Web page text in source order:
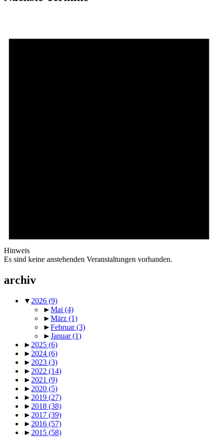
Hinweis
Es sind keine anstehenden Veranstaltungen vorhanden.
archiv
▼ 2026 (9)
►Mai (4)
►März (1)
►Februar(3)
►Januar(1)
► 2025 (6)
► 2024 (6)
► 2023 (3)
► 2022 (14)
► 2021 (9)
► 2020 (5)
► 2019 (27)
► 2018 (38)
► 2017 (39)
► 2016 (57)
► 2015 (58)